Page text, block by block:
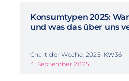
Konsumtypen 2025:
und was das über uns
Chart der Woche, 2025-KW36
4. September 2025